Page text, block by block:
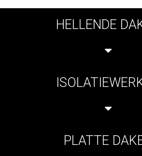
HELLENDE
PLATTE